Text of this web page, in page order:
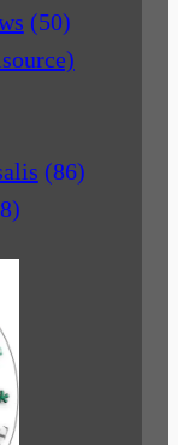
(50)
(86)